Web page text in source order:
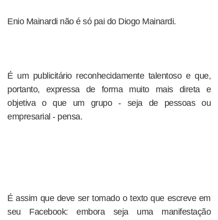
Enio Mainardi não é só pai do Diogo Mainardi.
É um publicitário reconhecidamente talentoso e que,
portanto, expressa de forma muito mais direta e
objetiva o que um grupo - seja de pessoas ou
empresarial - pensa.
É assim que deve ser tomado o texto que escreve em
seu Facebook: embora seja uma manifestação